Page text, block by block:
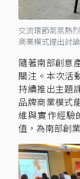
交流環節氣氛熱
商業模式提出討
隨著南部創意
關注。本次活
持續推出主題
品牌商業模式
維與實作經驗
值，為南部創